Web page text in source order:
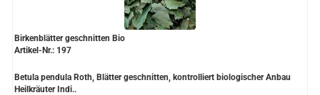
Birkenblätter geschnitten Bio
Artikel-Nr.: 197
Betula pendula Roth, Blätter geschnitten, kontrolliert biologischer Anbau
Heilkräuter Indi..